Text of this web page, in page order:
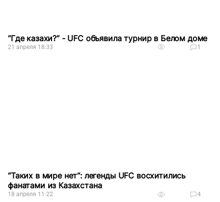
“Где казахи?“ - UFC объявила турнир в Белом доме
21 апреля 18:33 1
“Таких в мире нет“: легенды UFC восхитились
фанатами из Казахстана
18 апреля 11:22 4